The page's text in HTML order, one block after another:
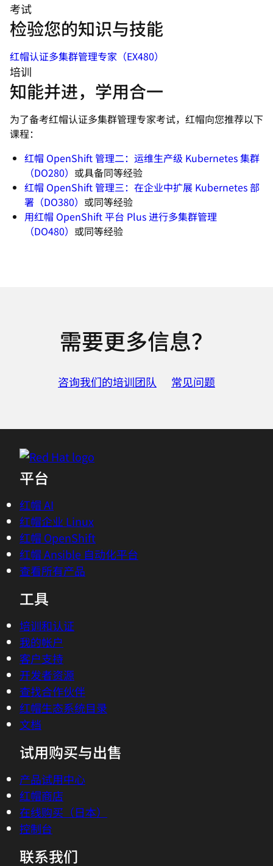
考试
检验您的知识与技能
红帽认证多集群管理专家（EX480）
培训
知能并进，学用合一
为了备考红帽认证多集群管理专家考试，红帽向您推荐以下
课程：
红帽 OpenShift 管理二：运维生产级 Kubernetes 集群
（DO280） 或具备同等经验
红帽 OpenShift 管理三：在企业中扩展 Kubernetes 部
署（DO380） 或同等经验
用红帽 OpenShift 平台 Plus 进行多集群管理
（DO480） 或同等经验
需要更多信息？
咨询我们的培训团队 常见问题
平台
红帽 AI
红帽企业 Linux
红帽 OpenShift
红帽 Ansible 自动化平台
查看所有产品
工具
培训和认证
我的帐户
客户支持
开发者资源
查找合作伙伴
红帽生态系统目录
文档
试用购买与出售
产品试用中心
红帽商店
在线购买（日本）
控制台
联系我们